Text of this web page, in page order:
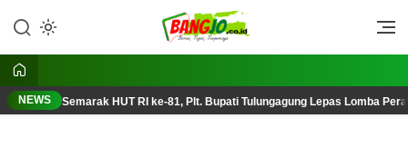
konten
Bangjo.co.id
Berani, Tegas, Terpercaya
NEWS Semarak HUT RI ke-81, Plt. Bupati Tulungagung Lepas Lomba